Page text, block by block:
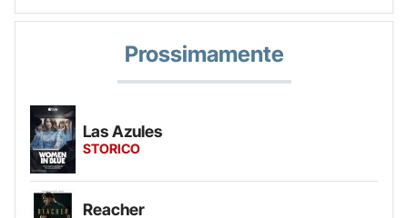
Prossimamente
Las Azules
STORICO
Reacher